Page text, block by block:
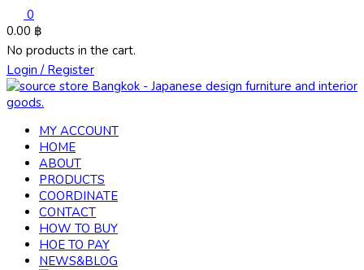
0
0.00 ฿
No products in the cart.
Login / Register
MY ACCOUNT
HOME
ABOUT
PRODUCTS
COORDINATE
CONTACT
HOW TO BUY
HOE TO PAY
NEWS&BLOG